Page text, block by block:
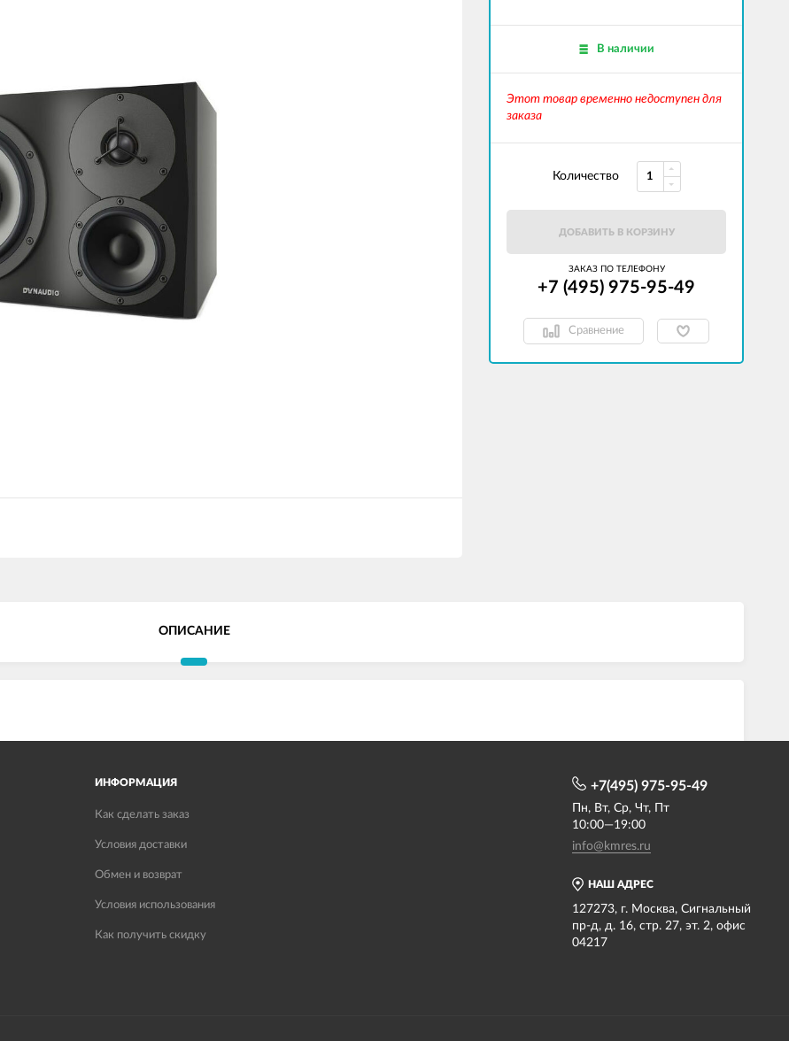
В наличии
Этот товар временно недоступен для
заказа
Количество
ДОБАВИТЬ В КОРЗИНУ
ЗАКАЗ ПО ТЕЛЕФОНУ
+7 (495) 975-95-49
Сравнение
ОПИСАНИЕ
ИНФОРМАЦИЯ
Как сделать заказ
Условия доставки
Обмен и возврат
Условия использования
Как получить скидку
НАШ АДРЕС
127273, г. Москва, Сигнальный
пр-д, д. 16, стр. 27, эт. 2, офис
04217
+7(495) 975-95-49
Пн, Вт, Ср, Чт, Пт
10:00—19:00
info@kmres.ru